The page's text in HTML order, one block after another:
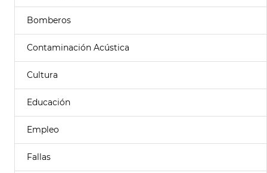
Bomberos
Contaminación Acústica
Cultura
Educación
Empleo
Fallas